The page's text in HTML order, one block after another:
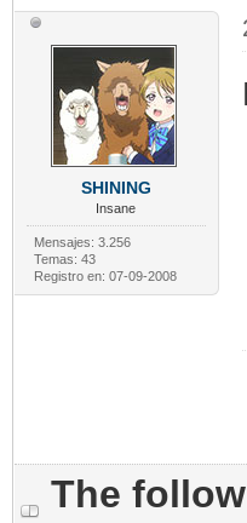
SHINING
Insane
Mensajes: 3.256
Temas: 43
Registro en: 07-09-2008
The